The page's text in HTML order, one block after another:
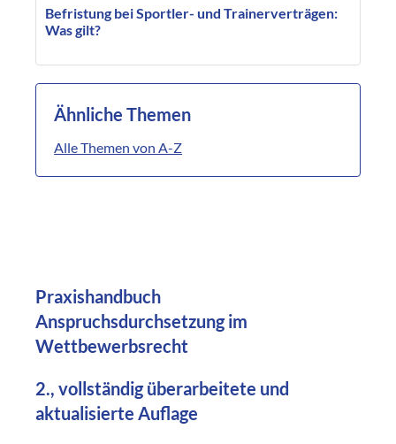
Befristung bei Sportler- und Trainerverträgen:
Was gilt?
Ähnliche Themen
Alle Themen von A-Z
Praxishandbuch
Anspruchsdurchsetzung im
Wettbewerbsrecht
2., vollständig überarbeitete und
aktualisierte Auflage